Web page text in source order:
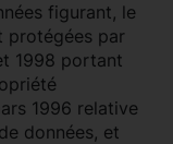
figurant, le
protégées par
1998 portant
1996 relative
données, et